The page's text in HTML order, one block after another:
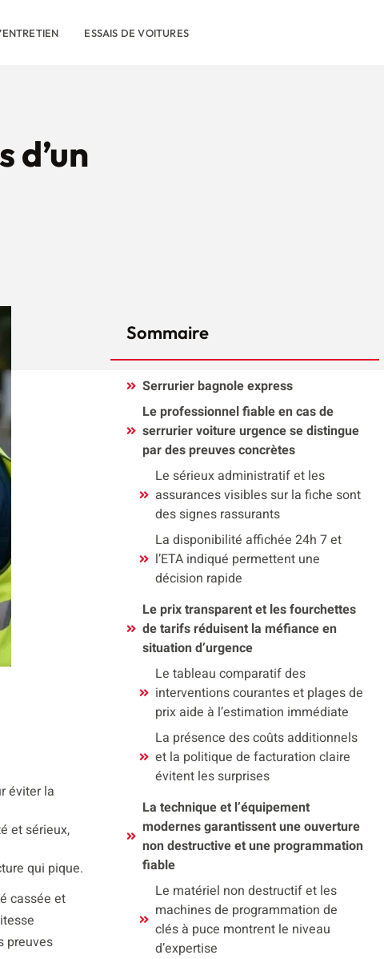
ESSAIS DE VOITURES
d’un
éviter la
et sérieux,
qui pique.
cassée et
preuves
Sommaire
Serrurier bagnole express
Le professionnel fiable en cas de
serrurier voiture urgence se distingue
par des preuves concrètes
Le sérieux administratif et les
assurances visibles sur la fiche sont
des signes rassurants
La disponibilité affichée 24h 7 et
l’ETA indiqué permettent une
décision rapide
Le prix transparent et les fourchettes
de tarifs réduisent la méfiance en
situation d’urgence
Le tableau comparatif des
interventions courantes et plages de
prix aide à l’estimation immédiate
La présence des coûts additionnels
et la politique de facturation claire
évitent les surprises
La technique et l’équipement
modernes garantissent une ouverture
non destructive et une programmation
fiable
Le matériel non destructif et les
machines de programmation de
clés à puce montrent le niveau
d’expertise